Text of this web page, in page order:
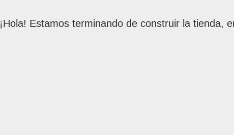
¡Hola! Estamos terminando de construir la tienda,